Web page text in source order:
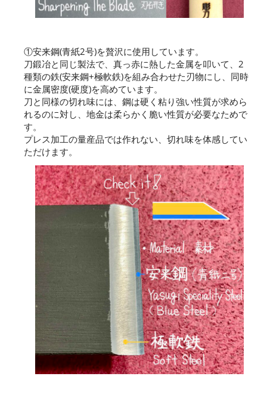
①安来鋼(青紙2号)を贅沢に使用しています。
刀鍛冶と同じ製法で、真っ赤に熱した金属を叩いて、2
種類の鉄(安来鋼+極軟鉄)を組み合わせた刃物にし、同時
に金属密度(硬度)を高めています。
刀と同様の切れ味には、鋼は硬く粘り強い性質が求めら
れるのに対し、地金は柔らかく脆い性質が必要なためで
す。
プレス加工の量産品では作れない、切れ味を体感してい
ただけます。